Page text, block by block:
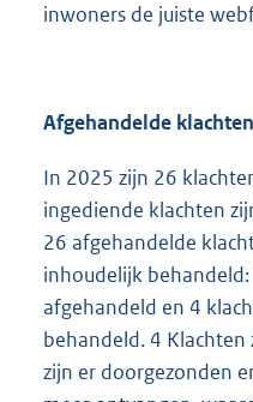
inwoners de juiste
Afgehandelde klachten
In 2025 zijn 26
ingediende klachten
26 afgehandelde
inhoudelijk
afgehandeld en 4
behandeld. 4 Klachten
zijn er doorgezonden